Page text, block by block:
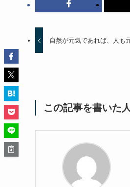
自然が元気であれば、人も
この記事を書いた人